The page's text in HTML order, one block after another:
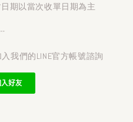
期以當次收單日期為主
我們的LINE官方帳號諮詢